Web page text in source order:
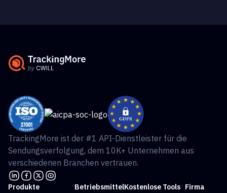
TrackingMore ist der #1 API-Dienstleister für die
Sendungsverfolgung, dem 10K+ Unternehmen aus
verschiedenen Branchen vertrauen.
Produkte
BetriebsmittelKostenlose Tools Firma